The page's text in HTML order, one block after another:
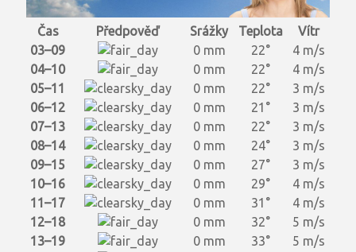
Čas Předpověď Srážky Teplota
Vítr
03–09
0 mm 22°
4 m/s
04–10
0 mm 22°
4 m/s
05–11
0 mm 22°
3 m/s
06–12
0 mm 21°
3 m/s
07–13
0 mm 22°
3 m/s
08–14
0 mm 24°
3 m/s
09–15
0 mm 27°
3 m/s
10–16
0 mm 29°
4 m/s
11–17
0 mm 31°
4 m/s
12–18
0 mm 32°
5 m/s
13–19
0 mm 33°
5 m/s